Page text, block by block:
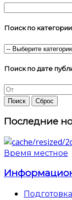
Поиск по категории
Поиск по дате
Последние
Время местное